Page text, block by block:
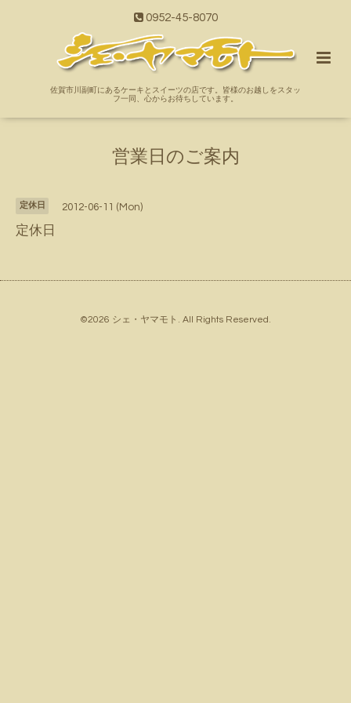
0952-45-8070
佐賀市川副町にあるケーキとスイーツの店です。皆様のお越しをスタッ
フ一同、心からお待ちしています。
営業日のご案内
定休日 2012-06-11 (Mon)
定休日
©2026 シェ・ヤマモト . All Rights Reserved.